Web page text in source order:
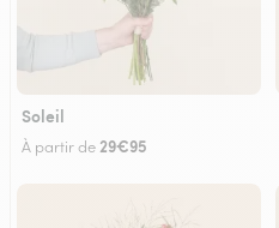
Soleil
À partir de29€95